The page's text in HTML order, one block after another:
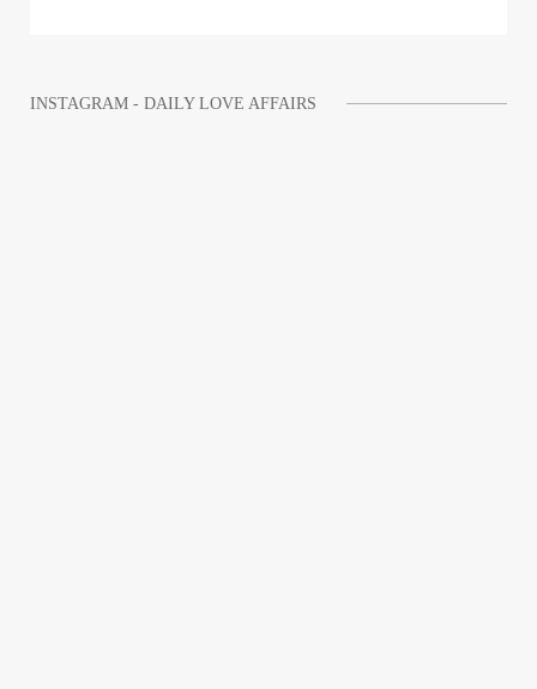
INSTAGRAM - DAILY LOVE AFFAIRS